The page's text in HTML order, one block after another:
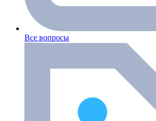
Все вопросы